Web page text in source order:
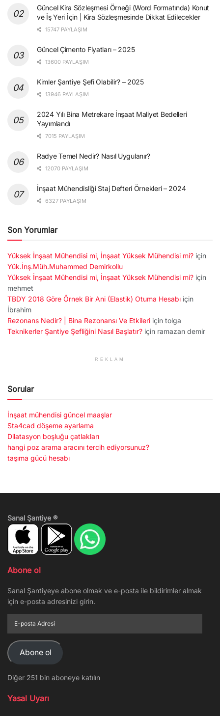
Güncel Kira Sözleşmesi Örneği (Word Formatında) Konut
ve İş Yeri İçin | Kira Sözleşmesinde Dikkat Edilecekler
15747 PAYLAŞIM
Güncel Çimento Fiyatları – 2025
13600 PAYLAŞIM
Kimler Şantiye Şefi Olabilir? – 2025
13946 PAYLAŞIM
2024 Yılı Bina Metrekare İnşaat Maliyet Bedelleri
Yayımlandı
7015 PAYLAŞIM
Radye Temel Nedir? Nasıl Uygulanır?
12070 PAYLAŞIM
İnşaat Mühendisliği Staj Defteri Örnekleri – 2024
6327 PAYLAŞIM
Son Yorumlar
Yüksek İnşaat Mühendisi mi, İnşaat Yüksek Mühendisi mi? için
Yük.İnş.Müh.Muhammed Demirkollu
Yüksek İnşaat Mühendisi mi, İnşaat Yüksek Mühendisi mi? için
mehmet
TBDY 2018 Göre Örnek Bir Ani (Elastik) Otuma Hesabı için
İbrahim
Rezonans Nedir? | Bina Rezonansı Ve Etkileri için tolga
Teknikerler Şantiye Şefliğini Nasıl Başlatır? için ramazan demir
REKLAM
Sorular
İnşaat mühendisi güncel maaşlar
Sta4cad döşeme ayarlama
Dilatasyon boşluğu çatlakları
hangi poz arama aracını tercih ediyorsunuz?
taşıma gücü hesabı
Sanal Şantiye ®
Abone ol
Sanal Şantiyeye abone olmak ve e-posta ile bildirimler almak
için e-posta adresinizi girin.
posta
Adresi
Abone ol
Diğer 251 bin aboneye katılın
Yasal Uyarı